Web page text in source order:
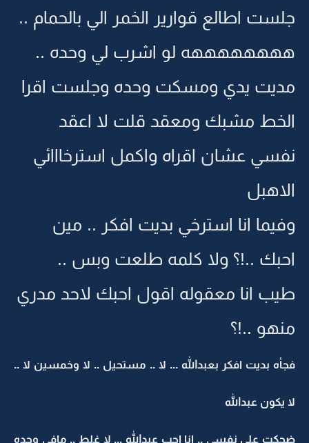
جلست اطالع قوارير الخمر الي بالحمام ..
ههههههههه لو اشرب لي وحده ..
مديت يدي ومسكت وحده وجلست اقرا
الخط مشبك ومعقد قلت لا اعقد
نفسي عشان اقراه واكمل استرخااائي
الاهبل
وفيما انا استرخي بديت افكر .. مين
احبك ..!؟ ولا كلمه طلعت وبس ..
طيب انا معقوله اقول احبك لاحد مدري
منهو ..!؟
فجأه بديت افكر بعبدالله ... لا .. مستحيل .. لا وخمسين لا ..
لا يكون عبدالله
ضحكت على نفسي .. انا احب عبدالله ... لا غلط .. مافي وحده